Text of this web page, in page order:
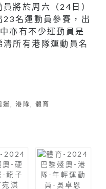
將於周六（24日）
名運動員參賽，出
亦有不少運動員是
所有港隊運動員名
運 ,港隊 體育